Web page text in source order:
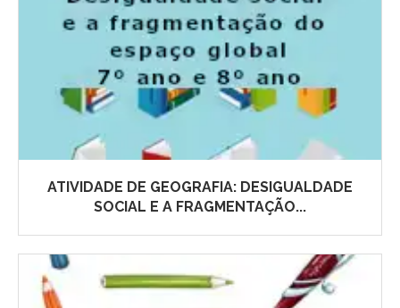
ATIVIDADE DE GEOGRAFIA: DESIGUALDADE
SOCIAL E A FRAGMENTAÇÃO...